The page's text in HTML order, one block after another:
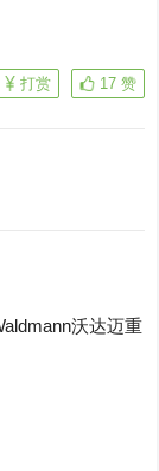
17 赞
打赏
沃达迈重